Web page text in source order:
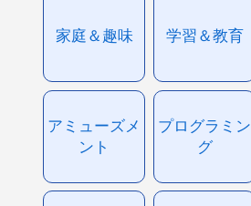
家庭＆趣味 学習＆教育
アミューズメ
ント
プログラミン
グ